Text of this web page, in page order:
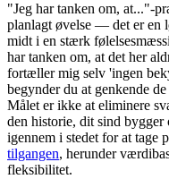
"Jeg har tanken om, at..."-
planlagt øvelse — det er en
midt i en stærk
har tanken om, at det her
fortæller mig selv 'ingen
begynder du at genkende
Målet er ikke at eliminere
den historie, dit sind
igennem i stedet for at tage
tilgangen, herunder
fleksibilitet.